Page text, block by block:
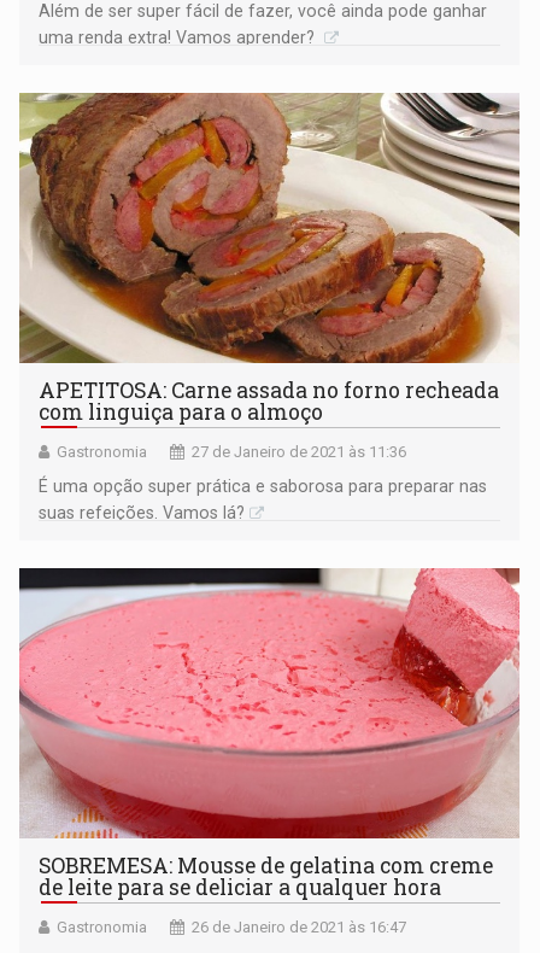
Além de ser super fácil de fazer, você ainda pode ganhar
uma renda extra! Vamos aprender?
APETITOSA: Carne assada no forno recheada
com linguiça para o almoço
Gastronomia 27 de Janeiro de 2021 às 11:36
É uma opção super prática e saborosa para preparar nas
suas refeições. Vamos lá?
SOBREMESA: Mousse de gelatina com creme
de leite para se deliciar a qualquer hora
Gastronomia 26 de Janeiro de 2021 às 16:47